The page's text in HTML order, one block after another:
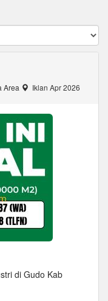
Area Iklan Apr 2026
di Gudo Kab